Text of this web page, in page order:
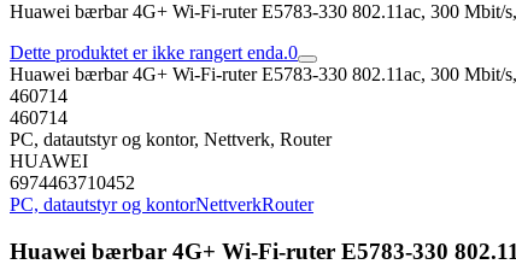
Huawei bærbar 4G+ Wi-Fi-ruter E5783-330 802.11ac, 300 Mbit/
Dette produktet er ikke rangert enda.0
Huawei bærbar 4G+ Wi-Fi-ruter E5783-330 802.11ac, 300 Mbit/
460714
460714
PC, datautstyr og kontor, Nettverk, Router
HUAWEI
6974463710452
PC, datautstyr og kontorNettverkRouter
Huawei bærbar 4G+ Wi-Fi-ruter E5783-330